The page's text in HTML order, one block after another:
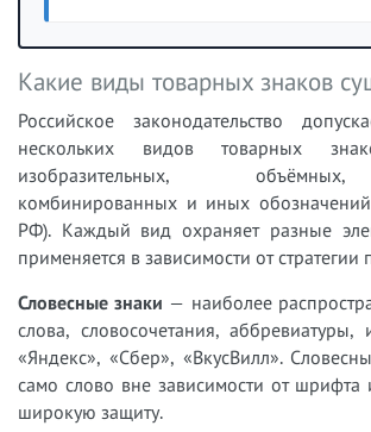
Какие виды товарных знаков
Российское законодательство
нескольких видов товарных
изобразительных,
комбинированных и иных
РФ). Каждый вид охраняет разные
применяется в зависимости от стратегии
Словесные знаки — наиболее
слова, словосочетания,
«Яндекс», «Сбер», «ВкусВилл».
само слово вне зависимости от шрифта
широкую защиту.